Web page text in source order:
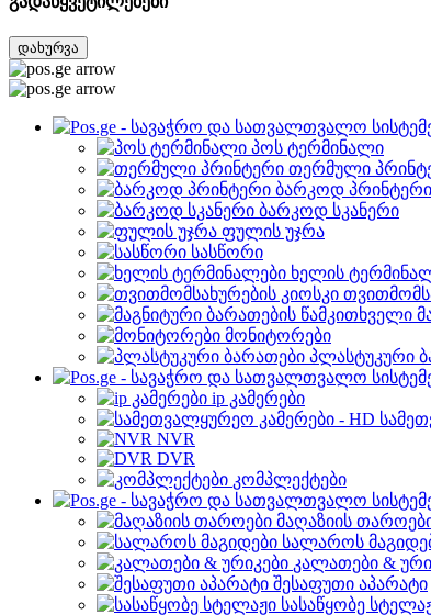
დახურვა
პოს ტერმინალი
თერმული
ბარკოდ პრინტერი
ბარკოდ სკანერი
ფულის უჯრა
სასწორი
ხელის
მონიტორები
პლასტუკური
ip კამერები
NVR
DVR
კომპლექტები
მაღაზიის
სალაროს
კალათები &
შესაფუთი აპარატი
სასაწყობე